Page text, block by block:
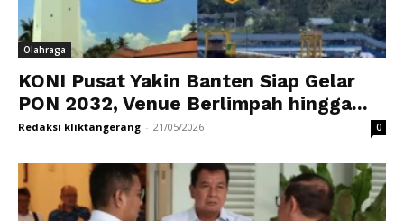
Olahraga
KONI Pusat Yakin Banten Siap Gelar
PON 2032, Venue Berlimpah hingga...
Redaksi kliktangerang - 21/05/2026 0